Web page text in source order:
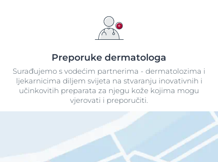
Preporuke dermatologa
Surađujemo s vodećim partnerima - dermatolozima i
ljekarnicima diljem svijeta na stvaranju inovativnih i
učinkovitih preparata za njegu kože kojima mogu
vjerovati i preporučiti.